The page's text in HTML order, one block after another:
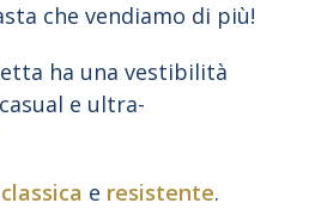
che vendiamo di più!
ha una vestibilità
e ultra-
classica e resistente.